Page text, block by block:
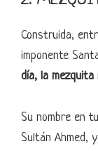
Construida,
imponente
día, la
Su nombre en
Sultán Ahmed,